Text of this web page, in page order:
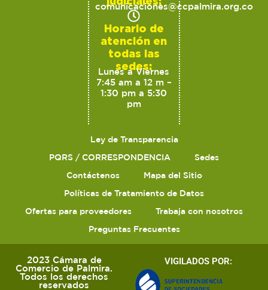
comunicaciones@ccpalmira.org.co
Horario de
atención en
todas las
sedes:
Lunes a Viernes
7:45 am a 12 m –
1:30 pm a 5:30
pm
Ley de Transparencia
PQRS / CORRESPONDENCIA
Sedes
Contáctenos
Mapa del Sitio
Políticas de Tratamiento de Datos
Ofertas para proveedores
Trabaja con nosotros
Preguntas Frecuentes
2023 Cámara de
Comercio de Palmira.
Todos los derechos
reservados
VIGILADOS POR: